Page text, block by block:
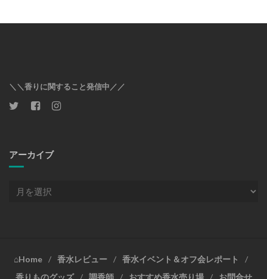
＼＼香りに関すること発信中／／
アーカイブ
⌂Home
香水レビュー
香水イベント＆オフ会レポート
香りものグッズ
調香師 おすすめ香水売り場 お問合せ